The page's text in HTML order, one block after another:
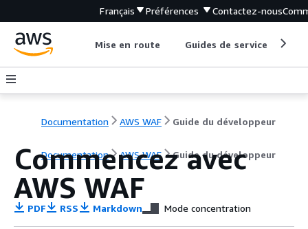
Français Préférences Contactez-nous
Mise en route Guides de service
Documentation AWS WAF Guide du développeur
Documentation AWS WAF Guide du développeur
Commencez avec
AWS WAF
PDF RSS Markdown Mode concentration